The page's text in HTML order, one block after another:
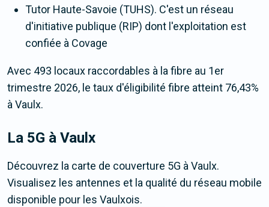
Tutor Haute-Savoie (TUHS). C'est un réseau
d'initiative publique (RIP) dont l'exploitation est
confiée à Covage
Avec 493 locaux raccordables à la fibre au 1er
trimestre 2026, le taux d'éligibilité fibre atteint 76,43%
à Vaulx.
La 5G à Vaulx
Découvrez la carte de couverture 5G à Vaulx.
Visualisez les antennes et la qualité du réseau mobile
disponible pour les Vaulxois.